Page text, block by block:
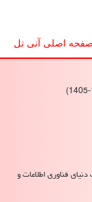
اصلی آنی تل
فناوری اطلاعات و